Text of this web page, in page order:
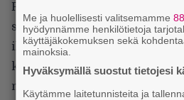
Piste. Kun ne hetket koittavat
sauman viihdyttää yleisöä, olla
ihan hulluja asioita. Siksi
kaistapää ja olen läsnä
minusta tuli oman elämäni
Me ja huolellisesti valitsemamme
hyödynnämme henkilötietoja
käyttäjäkokemuksen sekä
mainoksia.
Hyväksymällä suostut tietojesi
Käytämme laitetunnisteita ja